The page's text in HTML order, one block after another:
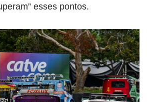
esses pontos.